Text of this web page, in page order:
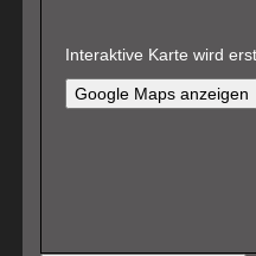
Interaktive Karte wird
Google Maps anzeigen